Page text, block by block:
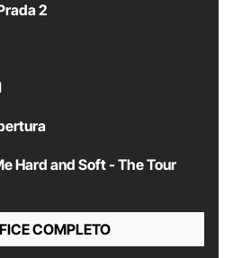
2
Hard and Soft - The Tour
COMPLETO